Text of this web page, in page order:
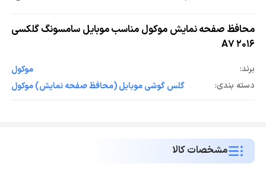
محافظ صفحه نمایش موکول مناسب موبایل سامسونگ گلکسی
2016 A7
برند:
موکول
دسته بندی:
گلس گوشی موبایل (محافظ صفحه نمایش) موکول
مشخصات کالا